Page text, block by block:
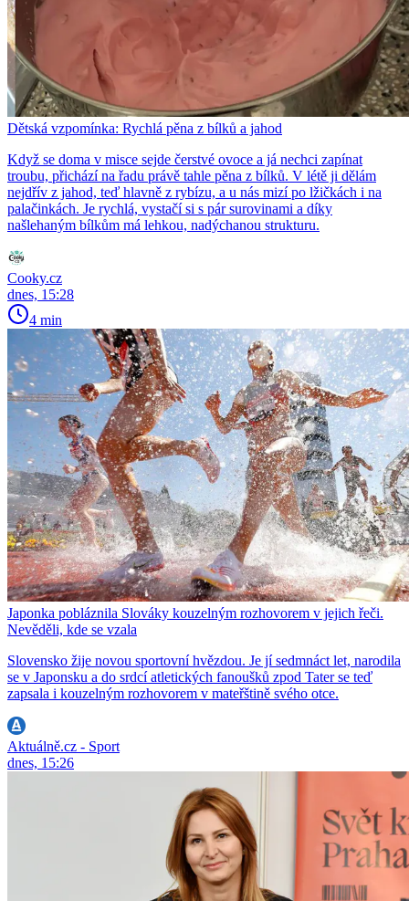
Dětská vzpomínka: Rychlá pěna z bílků a jahod
Když se doma v misce sejde čerstvé ovoce a já nechci zapínat
troubu, přichází na řadu právě tahle pěna z bílků. V létě ji dělám
nejdřív z jahod, teď hlavně z rybízu, a u nás mizí po lžičkách i na
palačinkách. Je rychlá, vystačí si s pár surovinami a díky
našlehaným bílkům má lehkou, nadýchanou strukturu.
Cooky.cz
dnes, 15:28
4 min
Japonka pobláznila Slováky kouzelným rozhovorem v jejich řeči.
Nevěděli, kde se vzala
Slovensko žije novou sportovní hvězdou. Je jí sedmnáct let, narodila
se v Japonsku a do srdcí atletických fanoušků zpod Tater se teď
zapsala i kouzelným rozhovorem v mateřštině svého otce.
Aktuálně.cz - Sport
dnes, 15:26